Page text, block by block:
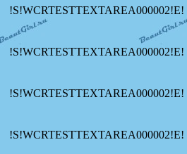
!S!WCRTESTTEXTAREA000002!E!
!S!WCRTESTTEXTAREA000002!E!
!S!WCRTESTTEXTAREA000002!E!
!S!WCRTESTTEXTAREA000002!E!